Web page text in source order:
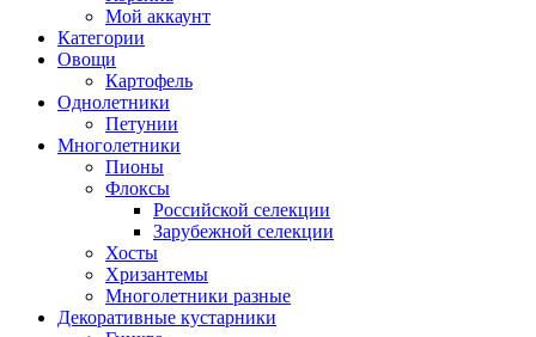
Мой аккаунт
Категории
Овощи
Картофель
Однолетники
Петунии
Многолетники
Пионы
Флоксы
Российской селекции
Зарубежной селекции
Хосты
Хризантемы
Многолетники разные
Декоративные кустарники